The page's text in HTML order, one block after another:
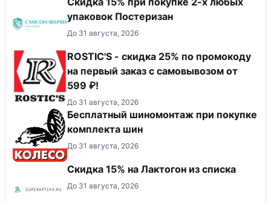
упаковок Постеризан
До 31 августа, 2026
ROSTIC'S - скидка 25% по промокоду
на первый заказ с самовывозом от
599 ₽!
До 31 августа, 2026
Бесплатный шиномонтаж при покупке
комплекта шин
До 31 августа, 2026
Скидка 15% на Лактогон из списка
До 31 августа, 2026